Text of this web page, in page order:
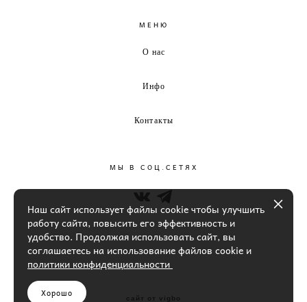
МЕНЮ
О нас
Инфо
Контакты
МЫ В СОЦ.СЕТЯХ
сайт от vigbo
Наш сайт использует файлы cookie чтобы улучшить
работу сайта, повысить его эффективность и
удобство. Продолжая использовать сайт, вы
соглашаетесь на использование файлов cookie и
политики конфиденциальности
Хорошо